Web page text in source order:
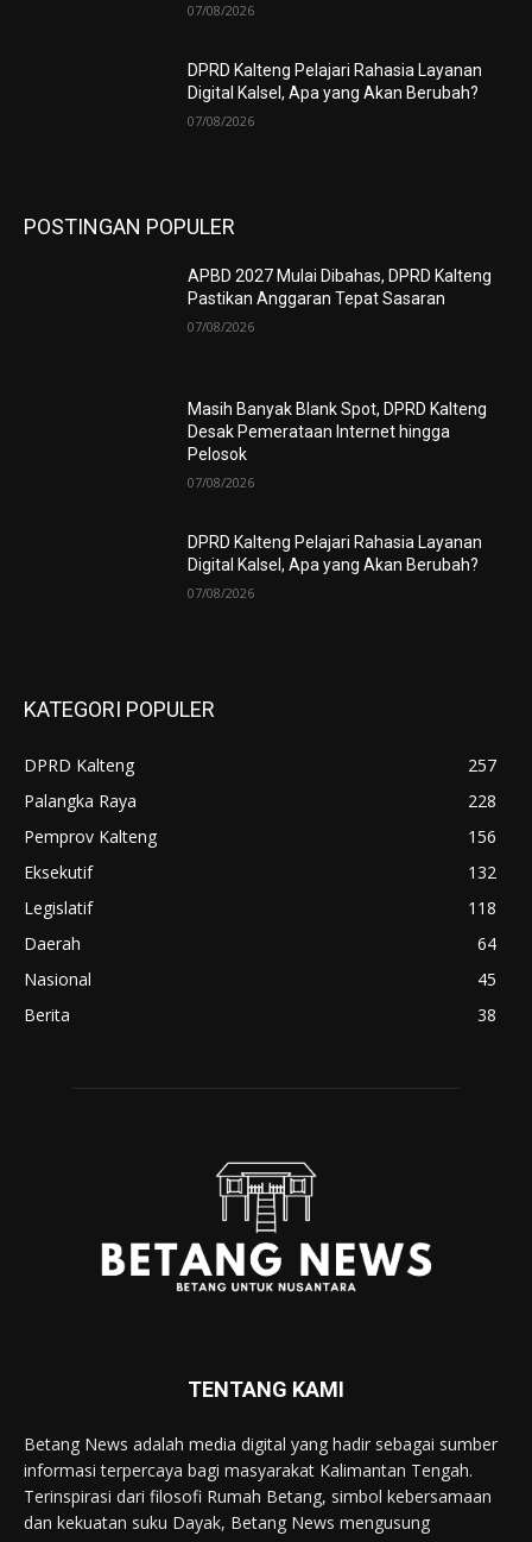
07/08/2026
DPRD Kalteng Pelajari Rahasia Layanan
Digital Kalsel, Apa yang Akan Berubah?
07/08/2026
POSTINGAN POPULER
APBD 2027 Mulai Dibahas, DPRD Kalteng
Pastikan Anggaran Tepat Sasaran
07/08/2026
Masih Banyak Blank Spot, DPRD Kalteng
Desak Pemerataan Internet hingga
Pelosok
07/08/2026
DPRD Kalteng Pelajari Rahasia Layanan
Digital Kalsel, Apa yang Akan Berubah?
07/08/2026
KATEGORI POPULER
DPRD Kalteng
257
Palangka Raya
228
Pemprov Kalteng
156
Eksekutif
132
Legislatif
118
Daerah
64
Nasional
45
Berita
38
TENTANG KAMI
Betang News adalah media digital yang hadir sebagai sumber
informasi terpercaya bagi masyarakat Kalimantan Tengah.
Terinspirasi dari filosofi Rumah Betang, simbol kebersamaan
dan kekuatan suku Dayak, Betang News mengusung